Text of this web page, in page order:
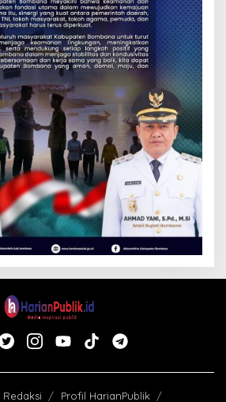
Redaksi Profil HarianPublik